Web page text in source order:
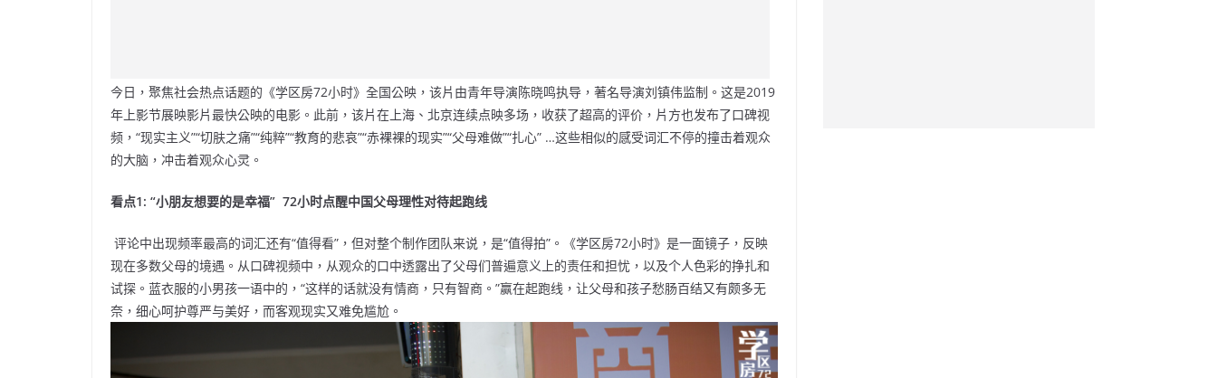
b
o
o
k
ei
b
o
A
p
p
at Li
n
k
今日，聚焦社会热点话题的《学区房72小时》全国公映，该片由青年导演陈晓鸣执导，著名导演刘镇伟监制。这是2019
年上影节展映影片最快公映的电影。此前，该片在上海、北京连续点映多场，收获了超高的评价，片方也发布了口碑视
频，“现实主义”“切肤之痛”“纯粹”“教育的悲哀”“赤裸裸的现实”“父母难做”“扎心” …这些相似的感受词汇不停的撞击着观众
的大脑，冲击着观众心灵。
看点1: “小朋友想要的是幸福” 72小时点醒中国父母理性对待起跑线
评论中出现频率最高的词汇还有“值得看”，但对整个制作团队来说，是“值得拍”。《学区房72小时》是一面镜子，反映
现在多数父母的境遇。从口碑视频中，从观众的口中透露出了父母们普遍意义上的责任和担忧，以及个人色彩的挣扎和
试探。蓝衣服的小男孩一语中的，“这样的话就没有情商，只有智商。”赢在起跑线，让父母和孩子愁肠百结又有颇多无
奈，细心呵护尊严与美好，而客观现实又难免尴尬。